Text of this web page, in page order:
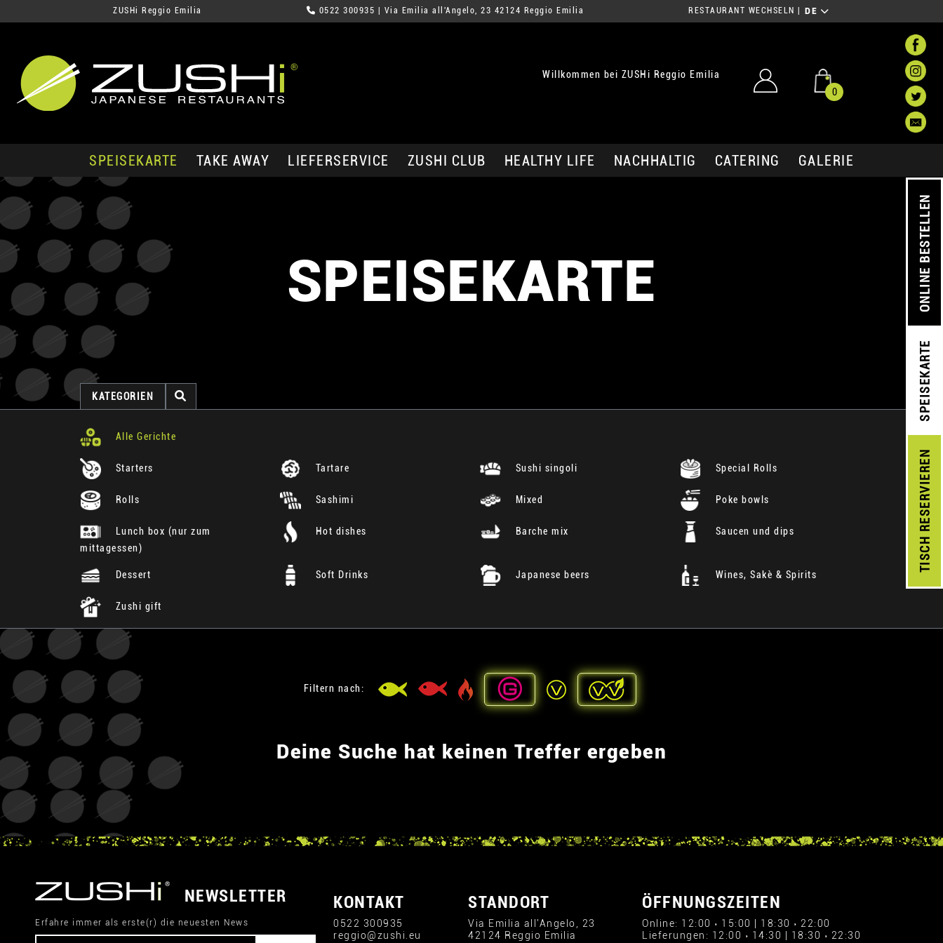
ZUSHi Reggio Emilia 0522 300935 | Via Emilia all'Angelo, 23 42124 Reggio Emilia RESTAURANT WECHSELN DE
Willkommen bei ZUSHi Reggio Emilia
0
SPEISEKARTE TAKE AWAY LIEFERSERVICE ZUSHI CLUB HEALTHY LIFE NACHHALTIG CATERING GALERIE
TISCH
RESERVIEREN
SPEISEKARTE
ONLINE BESTELLEN
SPEISEKARTE
KATEGORIEN
Alle Gerichte
Starters Tartare Sushi singoli Special Rolls
Rolls Sashimi Mixed Poke bowls
Lunch box (nur zum
mittagessen)
Hot dishes Barche mix Saucen und dips
Dessert Soft Drinks Japanese beers Wines, Sakè & Spirits
Zushi gift
Filtern nach:
Deine Suche hat keinen Treffer ergeben
NEWSLETTER
Erfahre immer als erste(r) die neuesten News
KONTAKT
0522 300935
reggio@zushi.eu
STANDORT
Via Emilia all'Angelo, 23
42124 Reggio Emilia
ÖFFNUNGSZEITEN
Online: 12:00 › 15:00 | 18:30 › 22:00
Lieferungen: 12:00 › 14:30 | 18:30 › 22:30